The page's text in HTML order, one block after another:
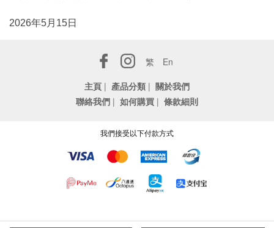
2026年5月15日
繁
En
主頁 | 產品分類 | 關於我們
聯絡我們 | 如何購買 | 條款細則
我們接受以下付款方式